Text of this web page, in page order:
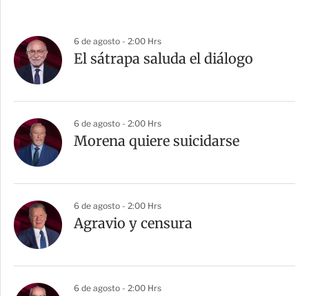
6 de agosto - 2:00 Hrs
El sátrapa saluda el diálogo
6 de agosto - 2:00 Hrs
Morena quiere suicidarse
6 de agosto - 2:00 Hrs
Agravio y censura
6 de agosto - 2:00 Hrs